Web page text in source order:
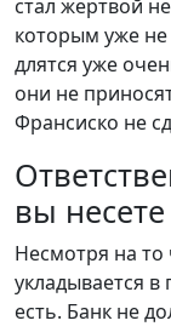
стал жертвой
которым уже
длятся уже
они не
Франсиско не
вы
Несмотря на то
укладывается в
есть. Банк не